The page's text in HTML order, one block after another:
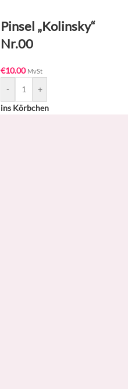
Pinsel „Kolinsky“
Nr.00
€10.00 MvSt
-
+
ins Körbchen